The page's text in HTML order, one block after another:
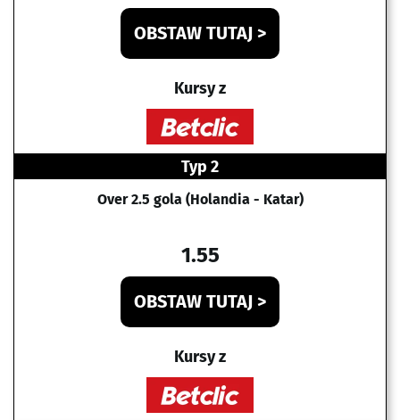
OBSTAW TUTAJ >
Kursy z
Typ 2
Over 2.5 gola (Holandia - Katar)
1.55
OBSTAW TUTAJ >
Kursy z